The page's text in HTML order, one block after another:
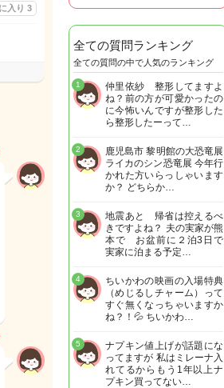
入り 3
全ての質問ランキング
全ての質問の中で人気のランキング
仲里依紗 整形してますよ
ね？前の方が可愛かったの
に今怖いんですが整形した
ら整形したーって…
1
鹿児島市 黎明館の大恐竜展
ライカのシン恐竜展 今年行
かれた方いらっしゃいます
か？ どちらか…
2
地震あと 帰省は控えるべ
きですよね？ 夫の実家が熊
本で お盆前に２泊3日で
実家に泊まる予定…
3
ちいかわの映画の入場特典
（めじるしチャーム）って
すぐ無くなっちゃいますか
ね？！💦 ちいかわ…
4
ナプキン値上げが話題にな
ってますが 私はミレーナ入
れてるからもう1年以上ナ
プキン買ってない…
5